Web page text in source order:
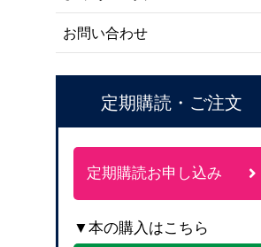
お問い合わせ
定期購読・ご注文
定期購読お申し込み
▼本の購入はこちら